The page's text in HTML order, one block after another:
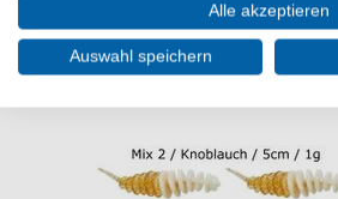
WEITERE INTERESSANTE
Alle akzeptieren
Auswahl speichern